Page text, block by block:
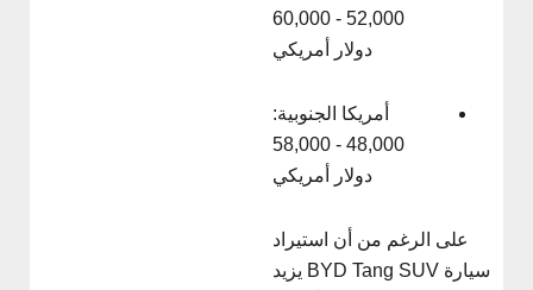
52,000 - 60,000
دولار أمريكي
أمريكا الجنوبية:
48,000 - 58,000
دولار أمريكي
على الرغم من أن استيراد
سيارة BYD Tang SUV يزيد